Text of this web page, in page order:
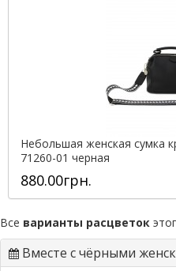
Небольшая женская сумка
71260-01 черная
880.00грн.
Все варианты расцветок
Вместе с чёрными